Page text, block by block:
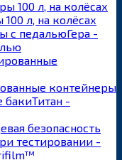
л, на колёсах
Гера -
контейнеры
Титан -
безопасность